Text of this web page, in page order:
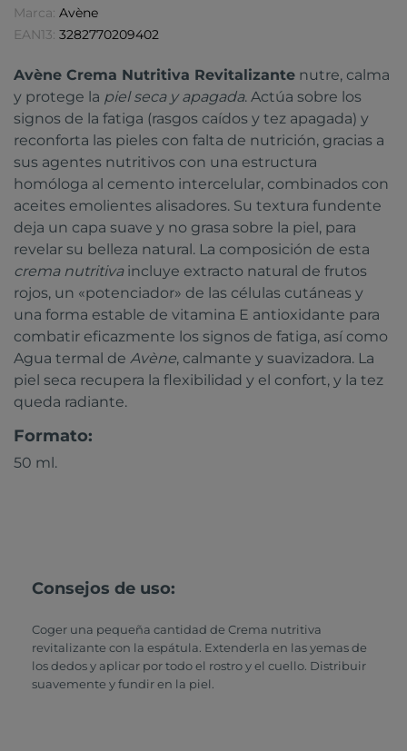
Marca: Avène
EAN13: 3282770209402
Avène Crema Nutritiva Revitalizante nutre, calma
y protege la piel seca y apagada. Actúa sobre los
signos de la fatiga (rasgos caídos y tez apagada) y
reconforta las pieles con falta de nutrición, gracias a
sus agentes nutritivos con una estructura
homóloga al cemento intercelular, combinados con
aceites emolientes alisadores. Su textura fundente
deja un capa suave y no grasa sobre la piel, para
revelar su belleza natural. La composición de esta
crema nutritivaincluye extracto natural de frutos
rojos, un «potenciador» de las células cutáneas y
una forma estable de vitamina E antioxidante para
combatir eficazmente los signos de fatiga, así como
Agua termal de Avène, calmante y suavizadora. La
piel seca recupera la flexibilidad y el confort, y la tez
queda radiante.
Formato:
50 ml.
Consejos de uso:
Coger una pequeña cantidad de Crema nutritiva
revitalizante con la espátula. Extenderla en las yemas de
los dedos y aplicar por todo el rostro y el cuello. Distribuir
suavemente y fundir en la piel.